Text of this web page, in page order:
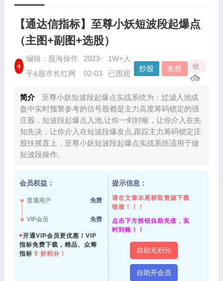
【通达信指标】至尊小妖短波段起爆点
（主图+副图+选股）
编辑：股海操作
手&股市长红网
2023-
02-03
1W+人
已围观
炒股
免费
收
藏
简介
至尊小妖短波段起爆点实战系统为：过滤入池或
盘中实时预警参考的信号股都是主力高度筹码锁定的强
庄股，短波段起爆点入池,让你一剑封喉，让你介入在先
知先决，让你介入在短波段爆发点,跟踪主力筹码锁定庄
股扶摇直上，至尊小妖短波段起爆点实战系统适用于做
短波段操作。
会员权益：
普通用户 免费
VIP会员 免费
开通VIP会员更优惠！VIP
指标免费下载，精品、众筹
指标 5 折积分！
提示信息：
请在文章末尾获取资源下载
链接！！！
点击下方按钮自助充值，实
时到账！！
自助充积分
自助开会员